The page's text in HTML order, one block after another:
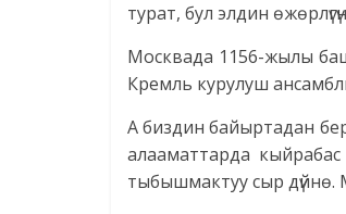
турат, бул элдин
Москвада 1156-жылы
Кремль курулуш
А биздин байыртадан
алааматтарда
тыбышмактуу сыр дүйнө.